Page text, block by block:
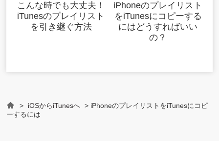
こんな時でも大丈夫！
iTunesのプレイリスト
を引き継ぐ方法
iPhoneのプレイリスト
をiTunesにコピーする
にはどうすればいい
の？
Home
> iOSからiTunesへ > iPhoneのプレイリストをiTunesにコピ
ーするには